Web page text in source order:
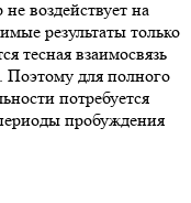
воздействует на
результаты только
тесная взаимосвязь
для полного
потребуется
пробуждения